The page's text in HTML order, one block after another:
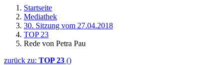
Startseite
Mediathek
30. Sitzung vom 27.04.2018
TOP 23
Rede von Petra Pau
zurück zu: TOP 23 ()